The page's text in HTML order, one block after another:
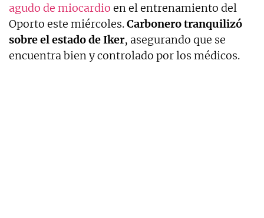
agudo de miocardio en el entrenamiento del
Oporto este miércoles.Carbonero tranquilizó
sobre el estado de Iker, asegurando que se
encuentra bien y controlado por los médicos.